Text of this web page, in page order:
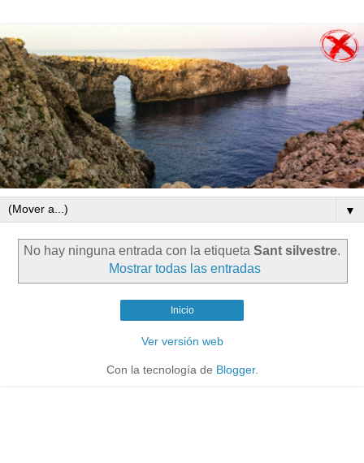
▼
No hay ninguna entrada con la etiqueta Sant silvestre.
Mostrar todas las entradas
Inicio
Ver versión web
Con la tecnología de Blogger.